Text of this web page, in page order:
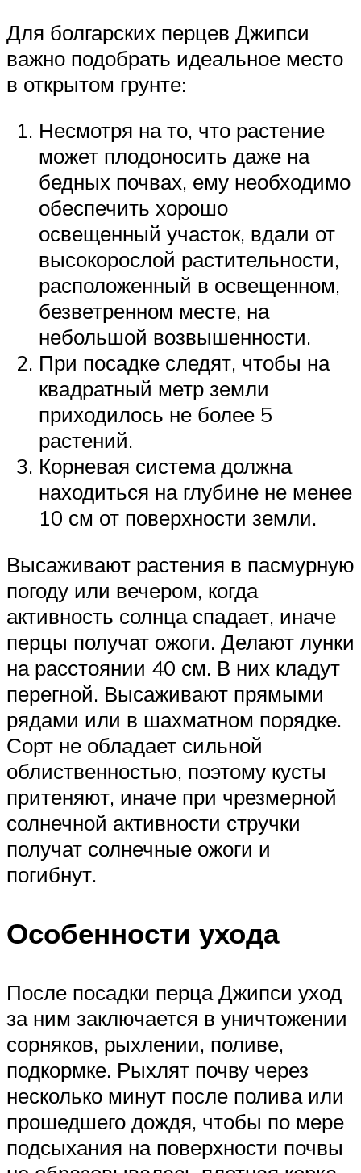
Для болгарских перцев Джипси
важно подобрать идеальное место
в открытом грунте:
Несмотря на то, что растение
может плодоносить даже на
бедных почвах, ему необходимо
обеспечить хорошо
освещенный участок, вдали от
высокорослой растительности,
расположенный в освещенном,
безветренном месте, на
небольшой возвышенности.
При посадке следят, чтобы на
квадратный метр земли
приходилось не более 5
растений.
Корневая система должна
находиться на глубине не менее
10 см от поверхности земли.
Высаживают растения в пасмурную
погоду или вечером, когда
активность солнца спадает, иначе
перцы получат ожоги. Делают лунки
на расстоянии 40 см. В них кладут
перегной. Высаживают прямыми
рядами или в шахматном порядке.
Сорт не обладает сильной
облиственностью, поэтому кусты
притеняют, иначе при чрезмерной
солнечной активности стручки
получат солнечные ожоги и
погибнут.
Особенности ухода
После посадки перца Джипси уход
за ним заключается в уничтожении
сорняков, рыхлении, поливе,
подкормке. Рыхлят почву через
несколько минут после полива или
прошедшего дождя, чтобы по мере
подсыхания на поверхности почвы